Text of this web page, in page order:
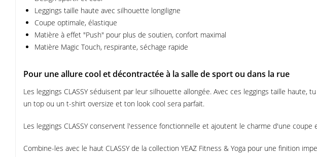
Leggings taille haute avec silhouette longiligne
Coupe optimale, élastique
Matière à effet "Push" pour plus de soutien, confort maximal
Matière Magic Touch, respirante, séchage rapide
Pour une allure cool et décontractée à la salle de sport ou dans la rue
Les leggings CLASSY séduisent par leur silhouette allongée. Avec ces leggings taille
un top ou un t-shirt oversize et ton look cool sera parfait.
Les leggings CLASSY conservent l'essence fonctionnelle et ajoutent le charme d'une
Combine-les avec le haut CLASSY de la collection YEAZ Fitness & Yoga pour une finition